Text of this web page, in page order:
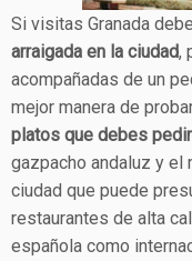
Si visitas Granada
arraigada en la ciudad,
acompañadas de un
mejor manera de
platos que debes pedir
gazpacho andaluz y el
ciudad que puede
restaurantes de alta
española como